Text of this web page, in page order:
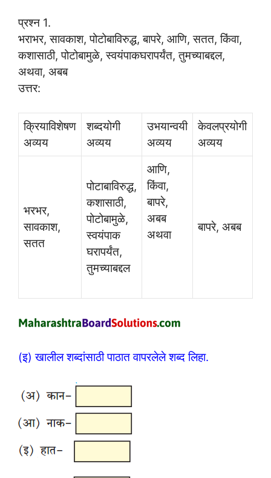
प्रश्न 1.
भराभर, सावकाश, पोटोबाविरुद्ध, बापरे, आणि, सतत, किंवा,
कशासाठी, पोटोबामुळे, स्वयंपाकघरापर्यंत, तुमच्याबद्दल,
अथवा, अबब
उत्तर:
क्रियाविशेषण
अव्यय
शब्दयोगी
अव्यय
उभयान्वयी
अव्यय
केवलप्रयोगी
अव्यय
भरभर,
सावकाश,
सतत
पोटाबाविरुद्ध,
कशासाठी,
पोटोबामुळे,
स्वयंपाक
घरापर्यंत,
तुमच्याबद्दल
आणि,
किंवा,
बापरे,
अबब
अथवा
बापरे, अबब
(इ) खालील शब्दांसाठी पाठात वापरलेले शब्द लिहा.